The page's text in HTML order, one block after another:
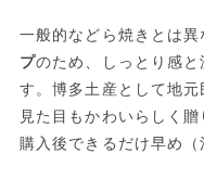
一般的などら焼きとは異
プのため、しっとり感
す。博多土産として地元
見た目もかわいらしく
購入後できるだけ早め（